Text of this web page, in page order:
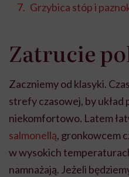
Grzybica stóp i
Zatrucie
Zaczniemy od klasyki.
strefy czasowej, by układ
niekomfortowo. Latem
salmonellą, gronkowcem
w wysokich
namnażają. Jeżeli